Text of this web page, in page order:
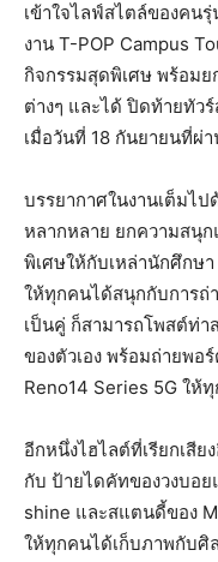
เข้าใจไลฟ์สไตล์ของคน
งาน T-POP Campus
กิจกรรมสุดพิเศษ พร้อม
ต่างๆ และได้ ปิดท้ายทัว
เมื่อวันที่ 18 กันยายนที่ผ่
บรรยากาศในงานเต็มไ
หลากหลาย ยกความสนุ
พิเศษให้กับเหล่านักศึกษ
ให้ทุกคนได้สนุกกับการถ่
เป็นคู่ ก็สามารถโพสต์ท่
ของตัวเอง พร้อมถ่ายพอ
Reno14 Series 5G ให้
อีกหนึ่งไฮไลต์ที่เรียกเสี
กับ ป้ายไดคัทของวงบอ
shine และสแตนดี้ของ
ให้ทุกคนได้เก็บภาพกับศิ